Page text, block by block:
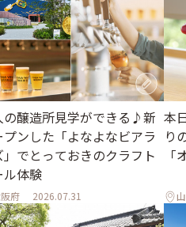
の醸造所見学ができる♪新
プンした「よなよなビアラ
」でとっておきのクラフト
ル体験
府 2026.07.31
本
り